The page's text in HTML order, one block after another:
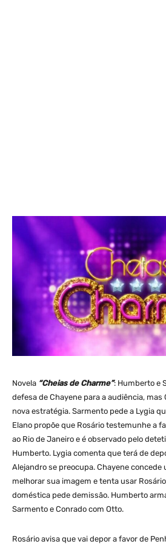
Novela “Cheias de Charme”: Humberto e
defesa de Chayene para a audiência,
nova estratégia. Sarmento pede a Lygia
Elano propõe que Rosário testemunhe a
ao Rio de Janeiro e é observado pelo
Humberto. Lygia comenta que terá de
Alejandro se preocupa. Chayene
melhorar sua imagem e tenta usar
doméstica pede demissão. Humberto
Sarmento e Conrado com Otto.
Rosário avisa que vai depor a favor de